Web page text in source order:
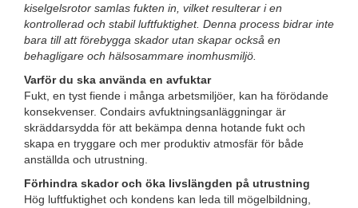
kiselgelsrotor samlas fukten in, vilket resulterar i en
kontrollerad och stabil luftfuktighet. Denna process bidrar inte
bara till att förebygga skador utan skapar också en
behagligare och hälsosammare inomhusmiljö.
Varför du ska använda en avfuktar
Fukt, en tyst fiende i många arbetsmiljöer, kan ha förödande
konsekvenser. Condairs avfuktningsanläggningar är
skräddarsydda för att bekämpa denna hotande fukt och
skapa en tryggare och mer produktiv atmosfär för både
anställda och utrustning.
Förhindra skador och öka livslängden på utrustning
Hög luftfuktighet och kondens kan leda till mögelbildning,